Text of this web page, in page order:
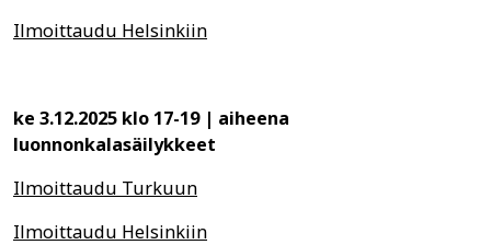
Ilmoittaudu Helsinkiin
ke 3.12.2025 klo 17-19 | aiheena
luonnonkalasäilykkeet
Ilmoittaudu Turkuun
Ilmoittaudu Helsinkiin